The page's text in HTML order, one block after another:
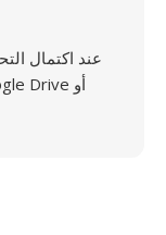
عند اكتمال